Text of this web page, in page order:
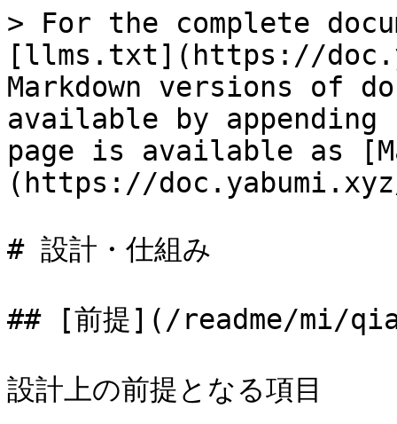
> For the complete
[llms.txt](https://
Markdown versions of
available by
page is available as
(https://
# 設計・仕組み
## [前提](/readme/mi/
設計上の前提となる項目